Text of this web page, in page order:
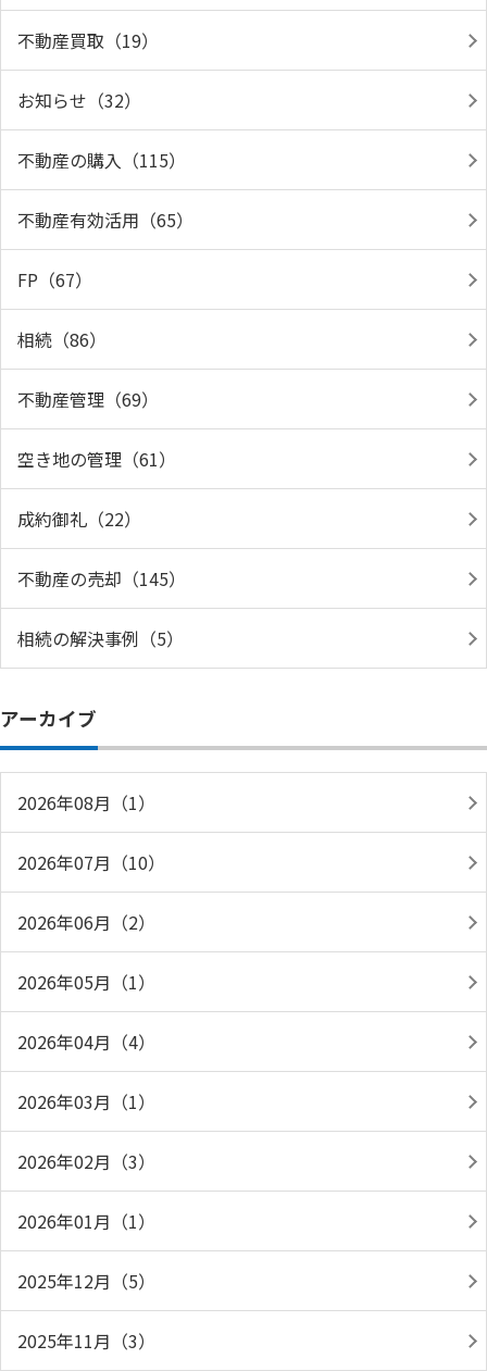
不動産買取（19）
お知らせ（32）
不動産の購入（115）
不動産有効活用（65）
FP（67）
相続（86）
不動産管理（69）
空き地の管理（61）
成約御礼（22）
不動産の売却（145）
相続の解決事例（5）
アーカイブ
2026年08月（1）
2026年07月（10）
2026年06月（2）
2026年05月（1）
2026年04月（4）
2026年03月（1）
2026年02月（3）
2026年01月（1）
2025年12月（5）
2025年11月（3）